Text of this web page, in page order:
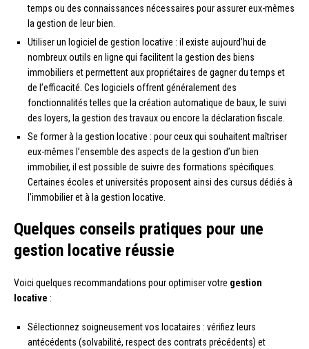
temps ou des connaissances nécessaires pour assurer eux-mêmes
la gestion de leur bien.
Utiliser un logiciel de gestion locative : il existe aujourd’hui de
nombreux outils en ligne qui facilitent la gestion des biens
immobiliers et permettent aux propriétaires de gagner du temps et
de l’efficacité. Ces logiciels offrent généralement des
fonctionnalités telles que la création automatique de baux, le suivi
des loyers, la gestion des travaux ou encore la déclaration fiscale.
Se former à la gestion locative : pour ceux qui souhaitent maîtriser
eux-mêmes l’ensemble des aspects de la gestion d’un bien
immobilier, il est possible de suivre des formations spécifiques.
Certaines écoles et universités proposent ainsi des cursus dédiés à
l’immobilier et à la gestion locative.
Quelques conseils pratiques pour une
gestion locative réussie
Voici quelques recommandations pour optimiser votre gestion
locative :
Sélectionnez soigneusement vos locataires : vérifiez leurs
antécédents (solvabilité, respect des contrats précédents) et